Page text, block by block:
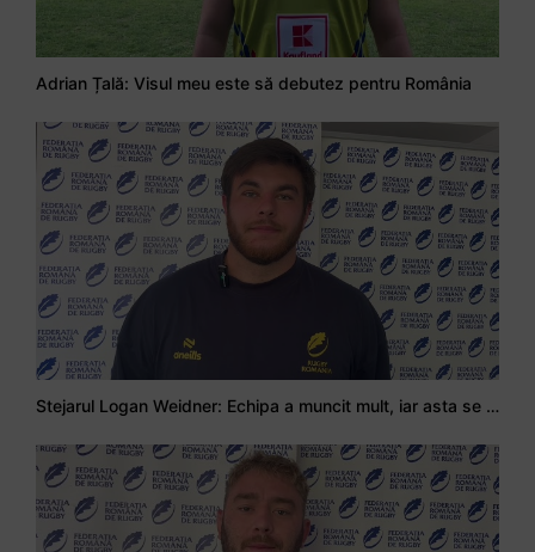
Adrian Țală: Visul meu este să debutez pentru România
Stejarul Logan Weidner: Echipa a muncit mult, iar asta se va vedea în meciurile de la Nations Cup